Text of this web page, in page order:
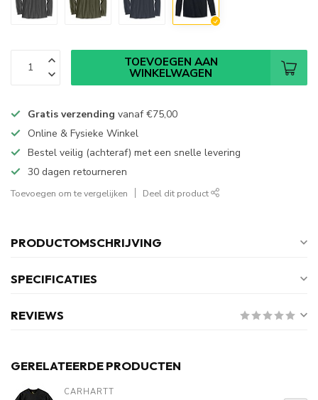
TOEVOEGEN AAN
WINKELWAGEN
Gratis verzending vanaf€75,00
Online & Fysieke Winkel
Bestel veilig (achteraf) met een snelle levering
30 dagen retourneren
Toevoegen om te vergelijken Deel dit product
PRODUCTOMSCHRIJVING
SPECIFICATIES
REVIEWS
GERELATEERDE PRODUCTEN
CARHARTT